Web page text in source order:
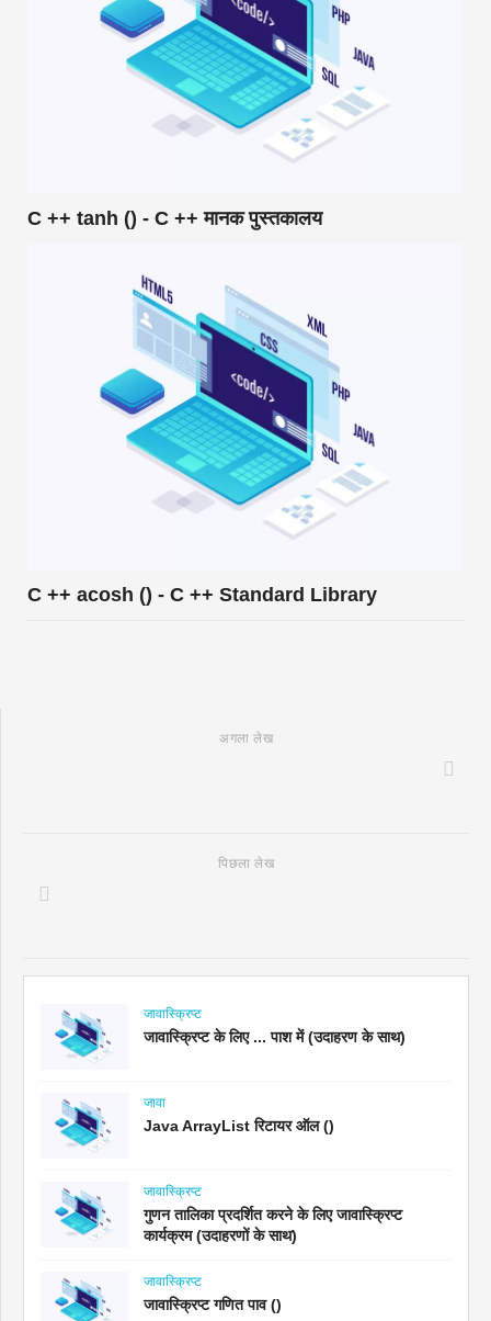
C ++ tanh () - C ++ मानक पुस्तकालय
C ++ acosh () - C ++ Standard Library
अगला लेख
पिछला लेख
जावास्क्रिप्ट
जावास्क्रिप्ट के लिए ... पाश में (उदाहरण के साथ)
जावा
Java ArrayList रिटायर ऑल ()
जावास्क्रिप्ट
गुणन तालिका प्रदर्शित करने के लिए जावास्क्रिप्ट
कार्यक्रम (उदाहरणों के साथ)
जावास्क्रिप्ट
जावास्क्रिप्ट गणित पाव ()